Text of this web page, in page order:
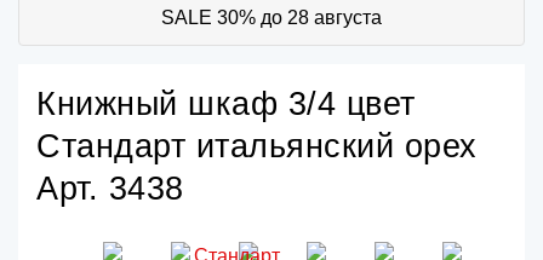
SALE 30% до 28 августа
Книжный шкаф 3/4 цвет
Стандарт итальянский орех
Арт. 3438